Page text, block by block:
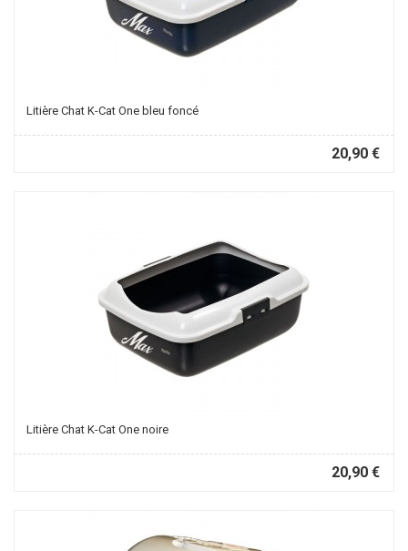
Litière Chat K-Cat One bleu foncé
20,90 €
Litière Chat K-Cat One noire
20,90 €